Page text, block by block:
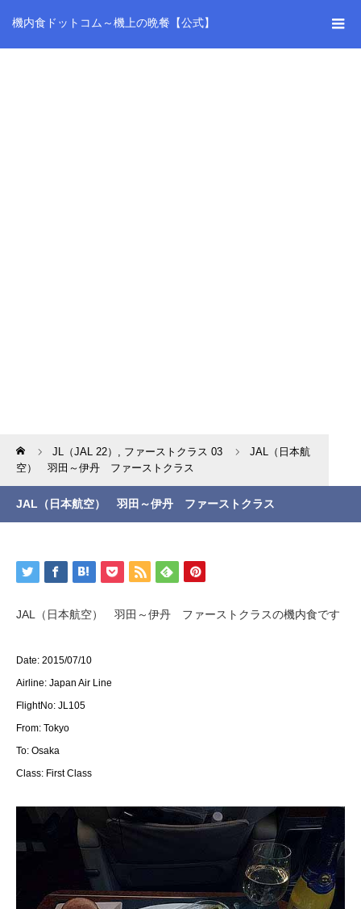
機内食ドットコム～機上の晩餐【公式】
Home JL（JAL 22） , ファーストクラス 03
JAL（日本航
空） 羽田～伊丹 ファーストクラス
JAL（日本航空） 羽田～伊丹 ファーストクラス
JAL（日本航空） 羽田～伊丹 ファーストクラスの機内食です
Date: 2015/07/10
Airline: Japan Air Line
FlightNo: JL105
From: Tokyo
To: Osaka
Class: First Class